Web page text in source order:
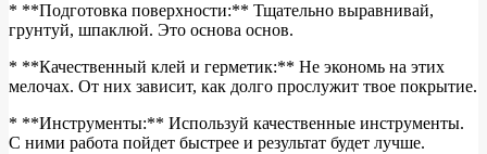
* **Подготовка поверхности:** Тщательно выравнивай,
грунтуй, шпаклюй. Это основа основ.
* **Качественный клей и герметик:** Не экономь на этих
мелочах. От них зависит, как долго прослужит твое покрытие.
* **Инструменты:** Используй качественные инструменты.
С ними работа пойдет быстрее и результат будет лучше.